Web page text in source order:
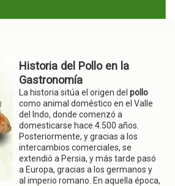
o
e
n
a
v
i
g
a
t
i
o
n
Historia del Pollo en la
Gastronomía
La historia sitúa el origen del pollo
como animal doméstico en el Valle
del Indo, donde comenzó a
domesticarse hace 4.500 años.
Posteriormente, y gracias a los
intercambios comerciales, se
extendió a Persia, y más tarde pasó
a Europa, gracias a los germanos y
al imperio romano. En aquella época,